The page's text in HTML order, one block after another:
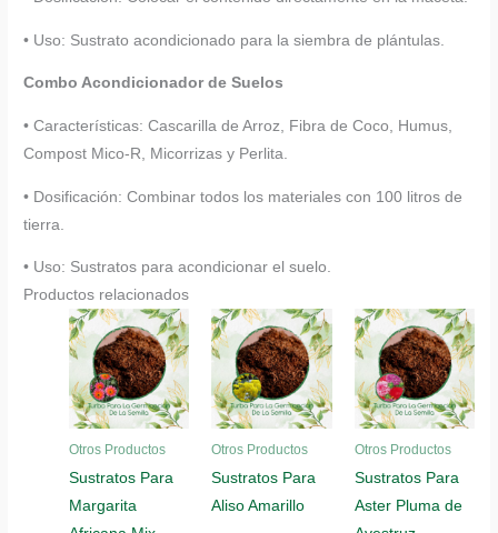
• Uso: Sustrato acondicionado para la siembra de plántulas.
Combo Acondicionador de Suelos
• Características: Cascarilla de Arroz, Fibra de Coco, Humus,
Compost Mico-R, Micorrizas y Perlita.
• Dosificación: Combinar todos los materiales con 100 litros de
tierra.
• Uso: Sustratos para acondicionar el suelo.
Productos relacionados
Otros Productos
Sustratos Para
Margarita
Otros Productos
Sustratos Para
Aliso Amarillo
Otros Productos
Sustratos Para
Aster Pluma de